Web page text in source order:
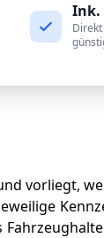
Ink.
vorliegt,